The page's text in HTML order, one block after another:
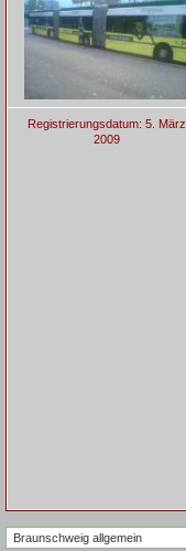
Registrierungsdatum: 5. März
2009